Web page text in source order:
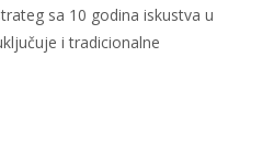
sa 10 godina iskustva u
i tradicionalne